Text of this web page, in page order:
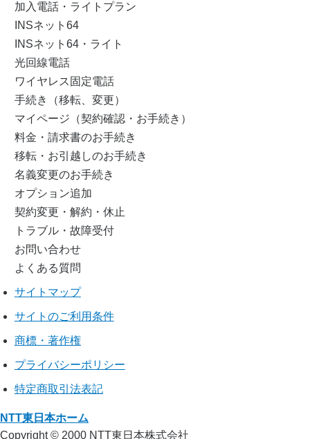
加入電話・ライトプラン
INSネット64
INSネット64・ライト
光回線電話
ワイヤレス固定電話
手続き（移転、変更）
マイページ（契約確認・お手続き）
料金・請求書のお手続き
移転・お引越しのお手続き
名義変更のお手続き
オプション追加
契約変更・解約・休止
トラブル・故障受付
お問い合わせ
よくある質問
サイトマップ
サイトのご利用条件
商標・著作権
プライバシーポリシー
特定商取引法表記
NTT東日本ホーム
Copyright © 2000 NTT東日本株式会社